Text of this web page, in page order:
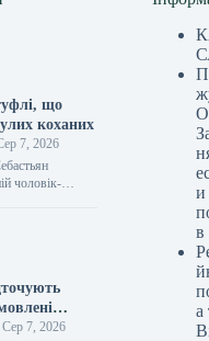
що
коханих
7, 2026
чоловік-
Сер 7, 2026
и
в
а